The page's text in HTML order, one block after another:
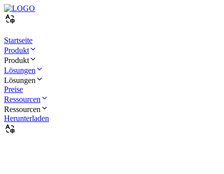
Startseite
Produkt
Produkt
Lösungen
Lösungen
Preise
Ressourcen
Ressourcen
Herunterladen